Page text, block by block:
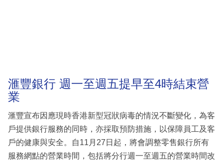
滙豐銀行 週一至週五提早至4時結束營
業
滙豐宣布因應現時香港新型冠狀病毒的情況不斷變化，為客
戶提供銀行服務的同時，亦採取預防措施，以保障員工及客
戶的健康與安全。自11月27日起，將會調整零售銀行所有
服務網點的營業時間，包括將分行週一至週五的營業時間改